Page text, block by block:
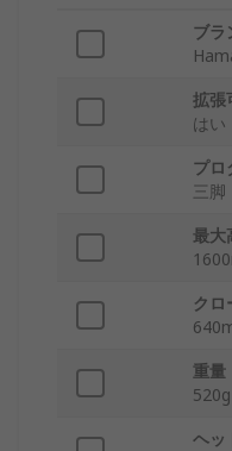
ブラ
拡張
はい
プロ
三脚
最大
クロ
重量
520g
ヘッ